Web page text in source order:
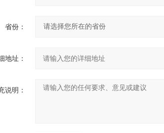
省份：
地址：
说明：